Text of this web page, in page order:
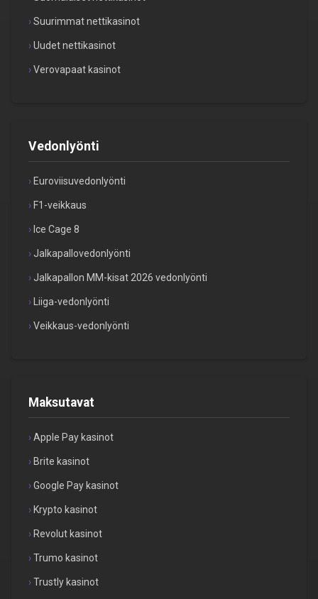
Suurimmat nettikasinot
Uudet nettikasinot
Verovapaat kasinot
Vedonlyönti
Euroviisuvedonlyönti
F1-veikkaus
Ice Cage 8
Jalkapallovedonlyönti
Jalkapallon MM-kisat 2026 vedonlyönti
Liiga-vedonlyönti
Veikkaus-vedonlyönti
Maksutavat
Apple Pay kasinot
Brite kasinot
Google Pay kasinot
Krypto kasinot
Revolut kasinot
Trumo kasinot
Trustly kasinot